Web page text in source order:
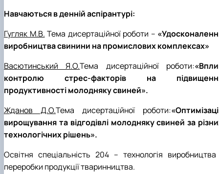
Навчаються в денній аспірантурі:
Гугляк М.В. Тема дисертаційної роботи –
виробництва свинини на промислових комплексах»
Васютинський Я.О.Тема дисертаційної роботи:
контролю стрес-факторів на
продуктивності молодняку свиней».
Жданов Д.О.Тема дисертаційної роботи:
вирощування та відгодівлі молодняку свиней за
технологічних рішень».
Освітня спеціальність 204 – технологія виробництва
переробки продукції тваринництва.